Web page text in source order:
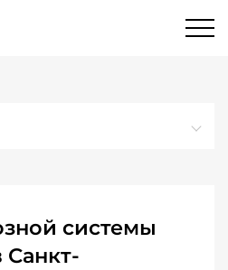
системы
Санкт-